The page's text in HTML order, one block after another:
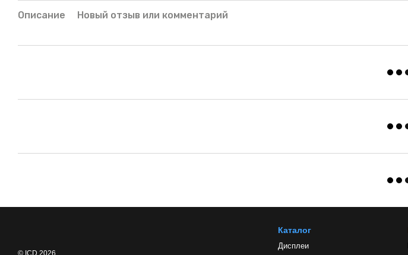
Описание Новый отзыв или комментарий
© ICD 2026
Каталог
Дисплеи